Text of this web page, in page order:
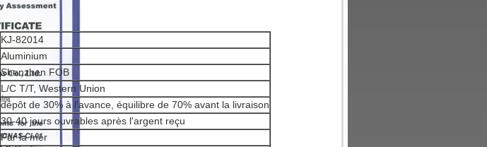
KJ-82014
Aluminium
Shenzhen FOB
L/C T/T, Western Union
dépôt de 30% à l'avance, équilibre de 70% avant la livraison
30-40 jours ouvrables après l'argent reçu
Par la mer